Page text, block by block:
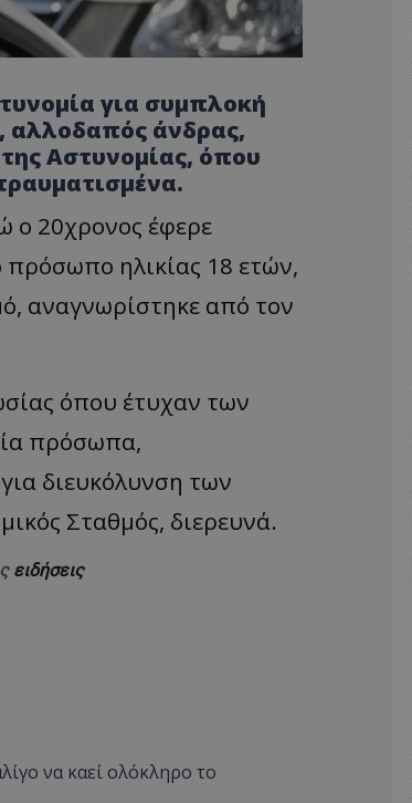
για συμπλοκή
άνδρας,
Αστυνομίας, όπου
ο 20χρονος έφερε
ηλικίας 18 ετών,
αναγνωρίστηκε από τον
όπου έτυχαν των
πρόσωπα,
διευκόλυνση των
Σταθμός, διερευνά.
ειδήσεις
να καεί ολόκληρο το